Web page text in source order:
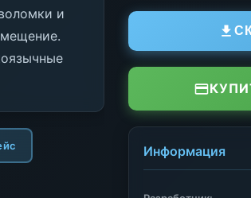
и
Информация